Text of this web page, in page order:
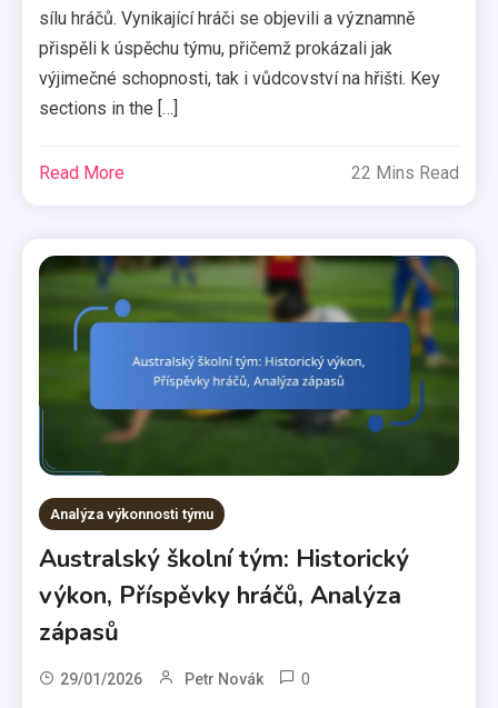
sílu hráčů. Vynikající hráči se objevili a významně
přispěli k úspěchu týmu, přičemž prokázali jak
výjimečné schopnosti, tak i vůdcovství na hřišti. Key
sections in the […]
Read More 22 Mins Read
Analýza výkonnosti týmu
Australský školní tým: Historický
výkon, Příspěvky hráčů, Analýza
zápasů
29/01/2026 Petr Novák 0